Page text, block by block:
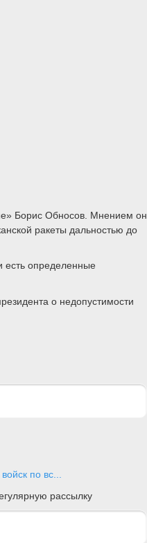
Борис Обносов. Мнением он
ракеты дальностью до
есть определенные
о недопустимости
по вс...
рассылку